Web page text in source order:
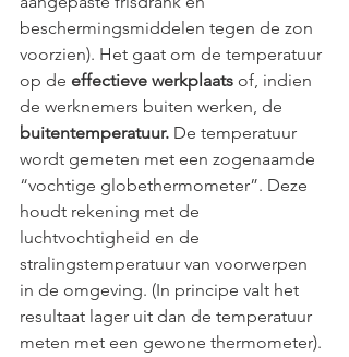
beschermingsmiddelen tegen de zon
voorzien). Het gaat om de temperatuur
op de effectieve werkplaats of, indien
de werknemers buiten werken, de
buitentemperatuur. De temperatuur
wordt gemeten met een zogenaamde
“vochtige globethermometer”. Deze
houdt rekening met de
luchtvochtigheid en de
stralingstemperatuur van voorwerpen
in de omgeving. (In principe valt het
resultaat lager uit dan de temperatuur
meten met een gewone thermometer).